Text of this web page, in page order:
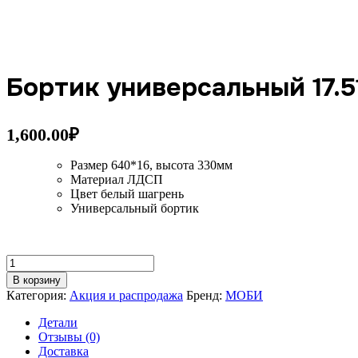
Бортик универсальный
1,600.00₽
Размер 640*16, высота 330мм
Материал ЛДСП
Цвет белый шагрень
Универсальный бортик
Количество
товара
Бортик
универсальный
17.51
детской
В корзину
Категория: Акция и распродажа Бренд: МОБИ
Детали
Отзывы (0)
Доставка